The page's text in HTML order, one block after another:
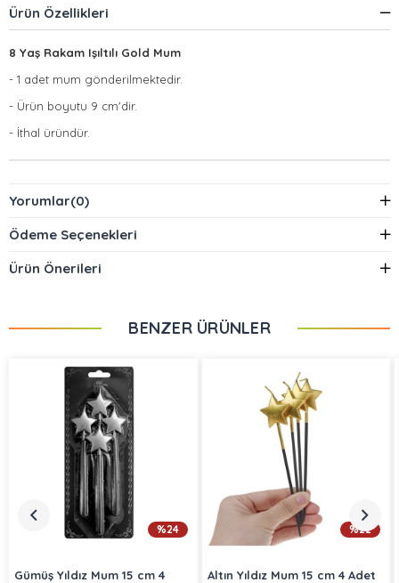
Ürün Özellikleri
8 Yaş Rakam Işıltılı Gold Mum
- 1 adet mum gönderilmektedir.
- Ürün boyutu 9 cm'dir.
- İthal üründür.
Yorumlar(0)
Ödeme Seçenekleri
Ürün Önerileri
BENZER ÜRÜNLER
Gümüş Yıldız Mum 15 cm 4
%24
Altın Yıldız Mum 15 cm 4 Adet
%22